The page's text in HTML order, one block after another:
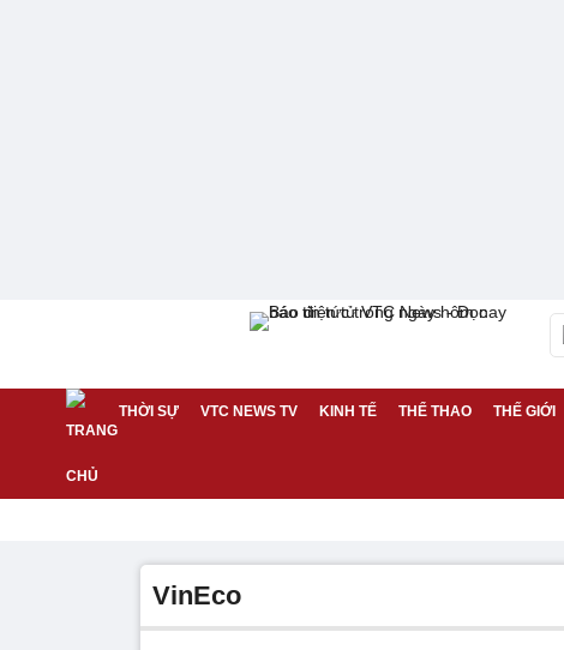
THỜI SỰ VTC NEWS TV KINH TẾ THỂ THAO THẾ GIỚI
VinEco